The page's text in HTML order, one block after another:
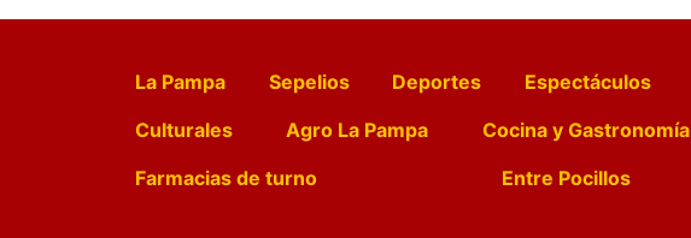
La Pampa Sepelios Deportes Espectáculos
Culturales
Agro La Pampa Cocina y Gastronomía
Farmacias de turno
Entre Pocillos